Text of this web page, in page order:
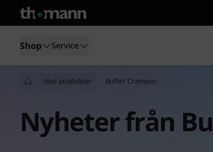
Shop Service
Nya produkter Buffet Crampon
Nyheter från